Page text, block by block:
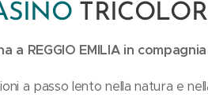
a REGGIO EMILIA in
a passo lento nella natura e